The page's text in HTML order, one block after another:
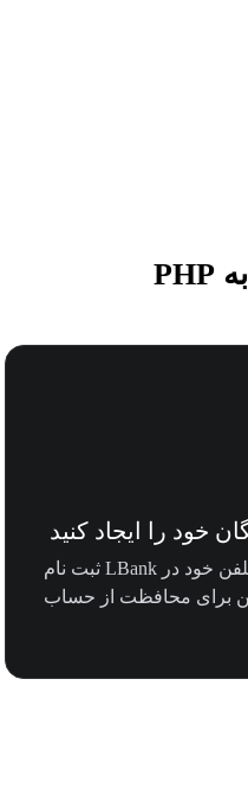
با آدرس ایمیل/شماره تلفن خود در LBank ثبت نام
برای محافظت از حساب